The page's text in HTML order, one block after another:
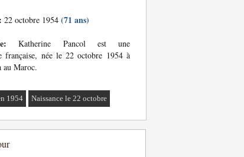
22 octobre 1954 (71 ans)
Katherine Pancol est une
française, née le 22 octobre 1954 à
au Maroc.
1954 Naissance le 22 octobre